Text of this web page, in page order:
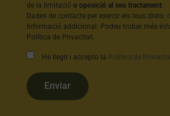
de la limitacióo oposició al seu tractament.
Dades de contacte per exercir els teus drets:
Informació addicional: Podeu trobar més
Política de Privacitat.
He llegit i accepto la Política de
Enviar